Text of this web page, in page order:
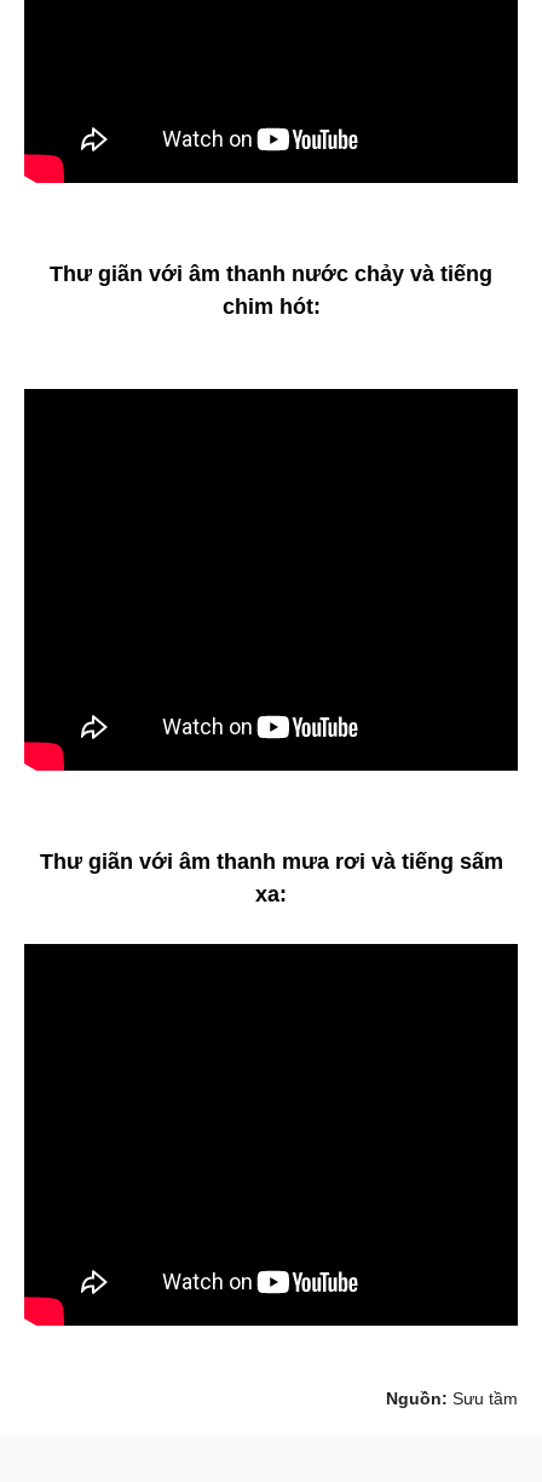
Thư giãn với âm thanh nước chảy và tiếng
chim hót:
Thư giãn với âm thanh mưa rơi và tiếng sấm
xa:
Nguồn: Sưu tầm